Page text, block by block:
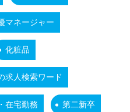
マネージャー
化粧品
求人検索ワード
在宅勤務 第二新卒